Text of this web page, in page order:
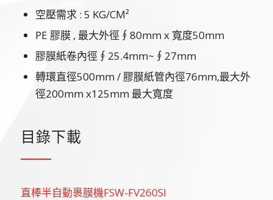
空壓需求 : 5 KG/CM²
PE 膠膜 , 最大外徑∮80mm x 寬度50mm
膠膜紙卷內徑∮25.4mm~∮27mm
轉環直徑500mm / 膠膜紙管內徑76mm,最大外
徑200mm x125mm 最大寬度
目錄下載
直棒半自動裹膜機FSW-FV260SI